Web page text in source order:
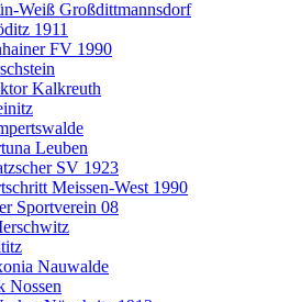
Weiß Großdittmannsdorf
1911
FV 1990
Kalkreuth
Leuben
SV 1923
Meissen-West 1990
Sportverein 08
Nauwalde
Nossen